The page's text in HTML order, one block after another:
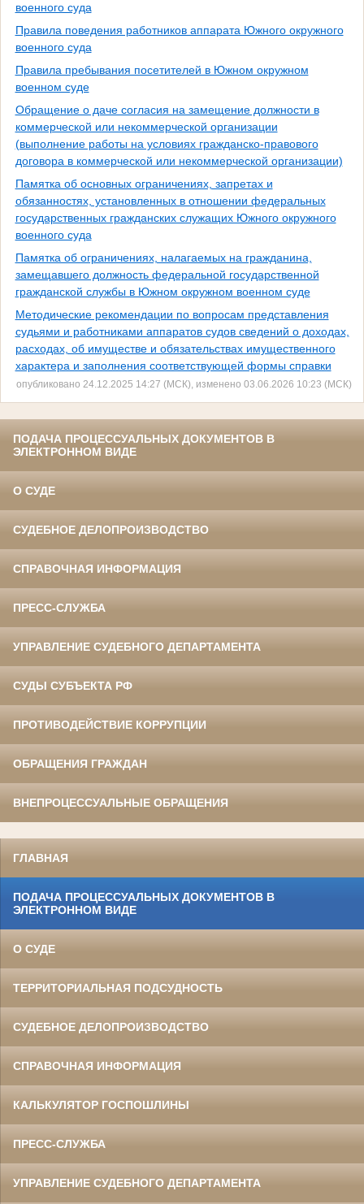
военного суда
Правила поведения работников аппарата Южного окружного
военного суда
Правила пребывания посетителей в Южном окружном
военном суде
Обращение о даче согласия на замещение должности в
коммерческой или некоммерческой организации
(выполнение работы на условиях гражданско-правового
договора в коммерческой или некоммерческой организации)
Памятка об основных ограничениях, запретах и
обязанностях, установленных в отношении федеральных
государственных гражданских служащих Южного окружного
военного суда
Памятка об ограничениях, налагаемых на гражданина,
замещавшего должность федеральной государственной
гражданской службы в Южном окружном военном суде
Методические рекомендации по вопросам представления
судьями и работниками аппаратов судов сведений о доходах,
расходах, об имуществе и обязательствах имущественного
характера и заполнения соответствующей формы справки
опубликовано 24.12.2025 14:27 (МСК), изменено 03.06.2026 10:23 (МСК)
ПОДАЧА ПРОЦЕССУАЛЬНЫХ ДОКУМЕНТОВ В
ЭЛЕКТРОННОМ ВИДЕ
О СУДЕ
СУДЕБНОЕ ДЕЛОПРОИЗВОДСТВО
СПРАВОЧНАЯ ИНФОРМАЦИЯ
ПРЕСС-СЛУЖБА
УПРАВЛЕНИЕ СУДЕБНОГО ДЕПАРТАМЕНТА
СУДЫ СУБЪЕКТА РФ
ПРОТИВОДЕЙСТВИЕ КОРРУПЦИИ
ОБРАЩЕНИЯ ГРАЖДАН
ВНЕПРОЦЕССУАЛЬНЫЕ ОБРАЩЕНИЯ
ГЛАВНАЯ
ПОДАЧА ПРОЦЕССУАЛЬНЫХ ДОКУМЕНТОВ В
ЭЛЕКТРОННОМ ВИДЕ
О СУДЕ
ТЕРРИТОРИАЛЬНАЯ ПОДСУДНОСТЬ
СУДЕБНОЕ ДЕЛОПРОИЗВОДСТВО
СПРАВОЧНАЯ ИНФОРМАЦИЯ
КАЛЬКУЛЯТОР ГОСПОШЛИНЫ
ПРЕСС-СЛУЖБА
УПРАВЛЕНИЕ СУДЕБНОГО ДЕПАРТАМЕНТА